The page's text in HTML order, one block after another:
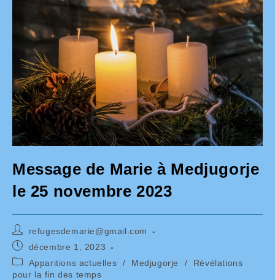
Message de Marie à Medjugorje
le 25 novembre 2023
Auteur/autrice
de
la
publication :
refugesdemarie@gmail.com
Publication
publiée :
décembre 1, 2023
Post
category:
Apparitions actuelles / Medjugorje /
Révélations
pour la fin des temps